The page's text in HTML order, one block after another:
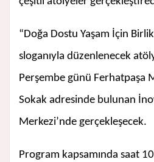
“Doğa Dostu Yaşam İçin
sloganıyla düzenlenecek
Perşembe günü Ferhatpaşa
Sokak adresinde bulunan
Merkezi’nde gerçekleşecek.
Program kapsamında saat